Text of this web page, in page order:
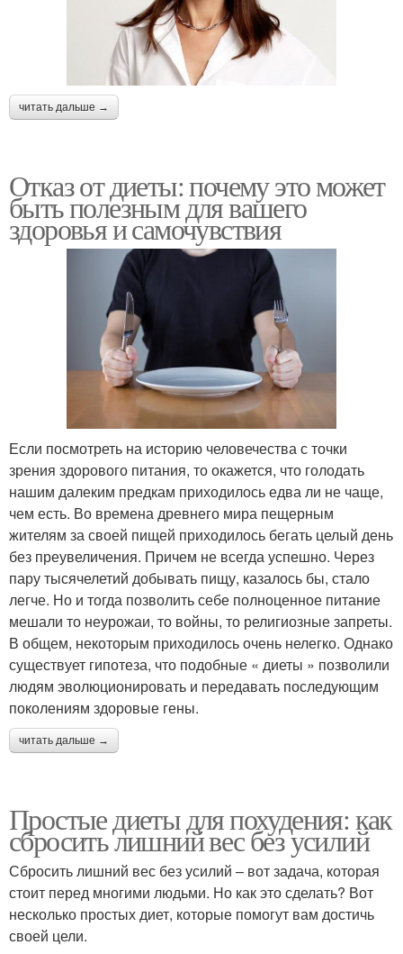
читать дальше →
Отказ от диеты: почему это может
быть полезным для вашего
здоровья и самочувствия
Если посмотреть на историю человечества с точки
зрения здорового питания, то окажется, что голодать
нашим далеким предкам приходилось едва ли не чаще,
чем есть. Во времена древнего мира пещерным
жителям за своей пищей приходилось бегать целый день
без преувеличения. Причем не всегда успешно. Через
пару тысячелетий добывать пищу, казалось бы, стало
легче. Но и тогда позволить себе полноценное питание
мешали то неурожаи, то войны, то религиозные запреты.
В общем, некоторым приходилось очень нелегко. Однако
существует гипотеза, что подобные « диеты » позволили
людям эволюционировать и передавать последующим
поколениям здоровые гены.
читать дальше →
Простые диеты для похудения: как
сбросить лишний вес без усилий
Сбросить лишний вес без усилий – вот задача, которая
стоит перед многими людьми. Но как это сделать? Вот
несколько простых диет, которые помогут вам достичь
своей цели.